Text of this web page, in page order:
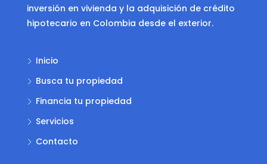
inversión en vivienda y la adquisición de crédito
hipotecario en Colombia desde el exterior.
Inicio
Busca tu propiedad
Financia tu propiedad
Servicios
Contacto